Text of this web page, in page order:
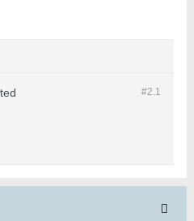
#2.1